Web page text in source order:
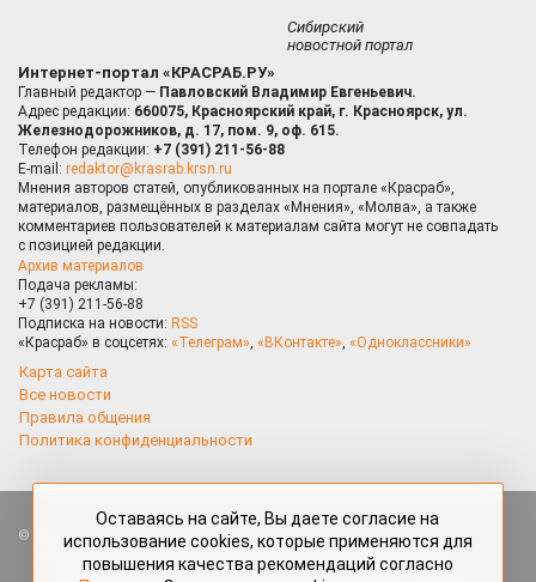
Сибирский
новостной портал
Интернет-портал «КРАСРАБ.РУ»
Главный редактор — Павловский Владимир Евгеньевич.
Адрес редакции: 660075, Красноярский край, г. Красноярск, ул.
Железнодорожников, д. 17, пом. 9, оф. 615.
Телефон редакции: +7 (391) 211-56-88
E-mail: redaktor@krasrab.krsn.ru
Мнения авторов статей, опубликованных на портале «Красраб»,
материалов, размещённых в разделах «Мнения», «Молва», а также
комментариев пользователей к материалам сайта могут не совпадать
с позицией редакции.
Архив материалов
Подача рекламы:
+7 (391) 211-56-88
Подписка на новости: RSS
«Красраб» в соцсетях: «Телеграм» «ВКонтакте» «Одноклассники»
Карта сайта
Все новости
Правила общения
Политика конфиденциальности
Все права защищены. Любые материалы, размещённые на портале
«Красраб.ру» сотрудниками редакции, нештатными авторами
и читателями, являются объектами авторского права. Полное или
Оставаясь на сайте, Вы даете согласие на
использование cookies, которые применяются для
повышения качества рекомендаций согласно